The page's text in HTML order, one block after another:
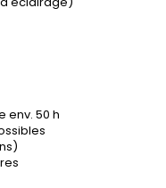
env. 50 h